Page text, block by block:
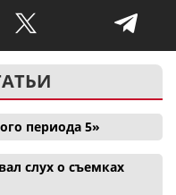
периода 5»
слух о съемках